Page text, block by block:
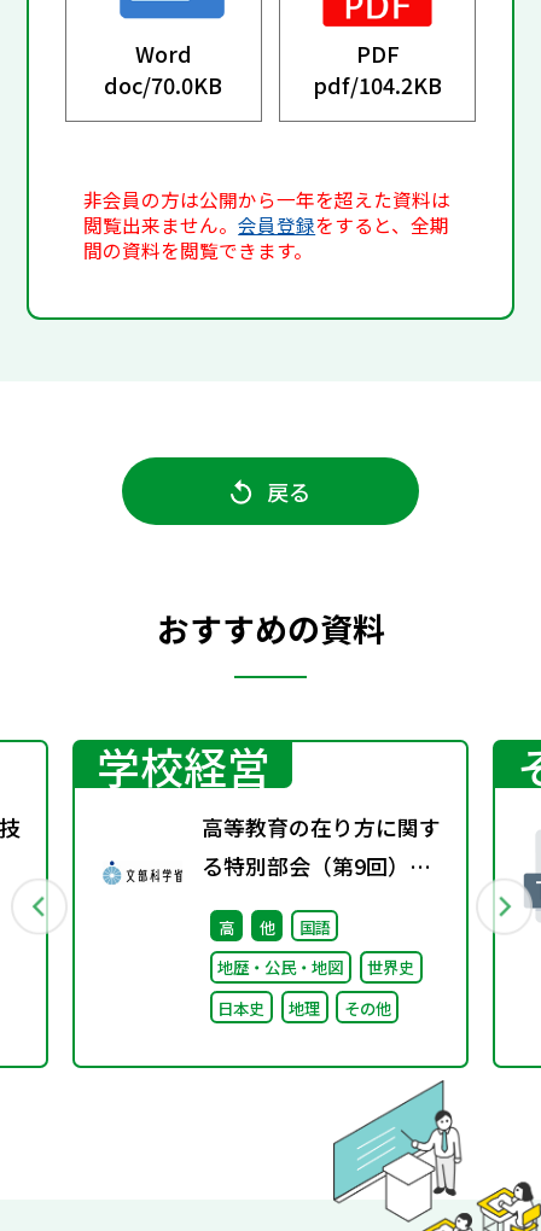
Word
doc/70.0KB
PDF
pdf/104.2KB
非会員の方は公開から一年を超えた資料は
閲覧出来ません。会員登録をすると、全期
間の資料を閲覧できます。
戻る
おすすめの資料
学校経営
高等教育の在り方に関す
る特別部会（第9回）配
付資料
高 他
国語
地歴・公民・地図
世界史
日本史
地理 その他